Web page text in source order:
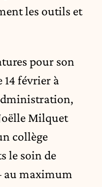
les outils et
pour son
14 février à
Milquet
collège
le soin de
maximum